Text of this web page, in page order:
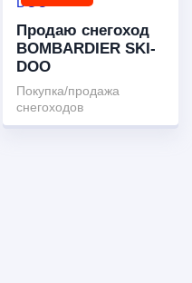
Продаю снегоход
BOMBARDIER SKI-
DOO
Покупка/продажа
снегоходов